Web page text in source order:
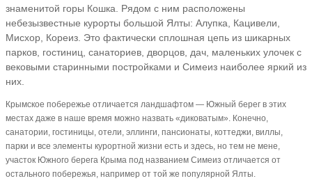
знаменитой горы Кошка. Рядом с ним расположены
небезызвестные курорты большой Ялты: Алупка, Кацивели,
Мисхор, Кореиз. Это фактически сплошная цепь из шикарных
парков, гостиниц, санаториев, дворцов, дач, маленьких улочек с
вековыми старинными постройками и Симеиз наиболее яркий из
них.
Крымское побережье отличается ландшафтом — Южный берег в этих
местах даже в наше время можно назвать «диковатым». Конечно,
санатории, гостиницы, отели, эллинги, пансионаты, коттеджи, виллы,
парки и все элементы курортной жизни есть и здесь, но тем не мене,
участок Южного берега Крыма под названием Симеиз отличается от
остального побережья, например от той же популярной Ялты.